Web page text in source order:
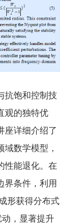
抗饱和控制技
观的独特优
座详细介绍了
数学模型，
性能退化。在
界条件，利用
形获得分布式
，显著提升